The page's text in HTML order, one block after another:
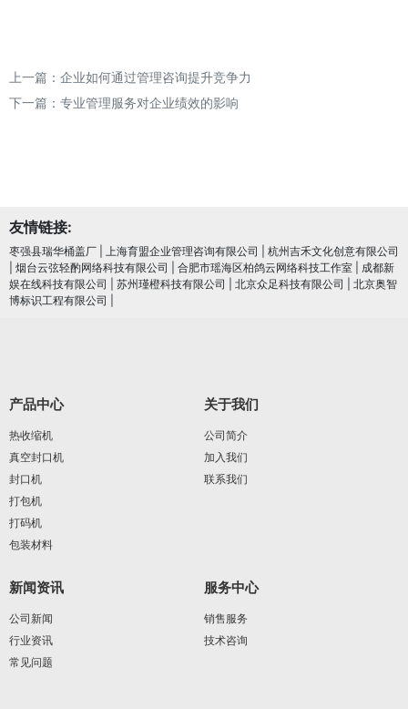
上一篇： 企业如何通过管理咨询提升竞争力
下一篇： 专业管理服务对企业绩效的影响
友情链接:
枣强县瑞华桶盖厂 上海育盟企业管理咨询有限公司
杭州吉禾文化创意有限公司
烟台云弦轻酌网络科技有限公司 合肥市瑶海区柏鸽云网络科技工作室
成都新
娱在线科技有限公司
苏州瑾橙科技有限公司 北京众足科技有限公司
北京奥智
博标识工程有限公司
产品中心
热收缩机
真空封口机
封口机
打包机
打码机
包装材料
关于我们
公司简介
加入我们
联系我们
新闻资讯
公司新闻
行业资讯
常见问题
服务中心
销售服务
技术咨询